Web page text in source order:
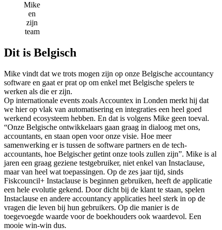
Mike
en
zijn
team
Dit is Belgisch
Mike vindt dat we trots mogen zijn op onze Belgische accountancy
software en gaat er prat op om enkel met Belgische spelers te
werken als die er zijn.
Op internationale events zoals Accountex in Londen merkt hij dat
we hier op vlak van automatisering en integraties een heel goed
werkend ecosysteem hebben. En dat is volgens Mike geen toeval.
“Onze Belgische ontwikkelaars gaan graag in dialoog met ons,
accountants, en staan open voor onze visie. Hoe meer
samenwerking er is tussen de software partners en de tech-
accountants, hoe Belgischer getint onze tools zullen zijn”. Mike is al
jaren een graag geziene testgebruiker, niet enkel van Instaclause,
maar van heel wat toepassingen. Op de zes jaar tijd, sinds
Fiskcouncil+ Instaclause is beginnen gebruiken, heeft de applicatie
een hele evolutie gekend. Door dicht bij de klant te staan, spelen
Instaclause en andere accountancy applicaties heel sterk in op de
vragen die leven bij hun gebruikers. Op die manier is de
toegevoegde waarde voor de boekhouders ook waardevol. Een
mooie win-win dus.